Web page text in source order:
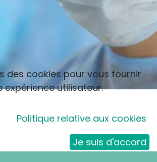
des cookies pour vous fournir
expérience utilisateur.
Politique relative aux cookies
Je suis d'accord